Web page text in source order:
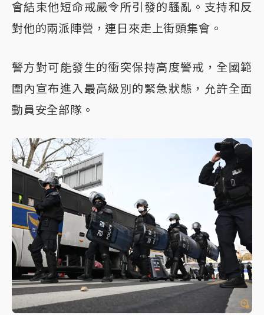
會結束他短命戒嚴令所引發的騷亂。支持和反
對他的兩派陣營，連日來走上街頭集會。
警方對可能發生的衝突保持高度警戒，全國範
圍內宣布進入最高級別的緊急狀態，允許全面
動員安全部隊。